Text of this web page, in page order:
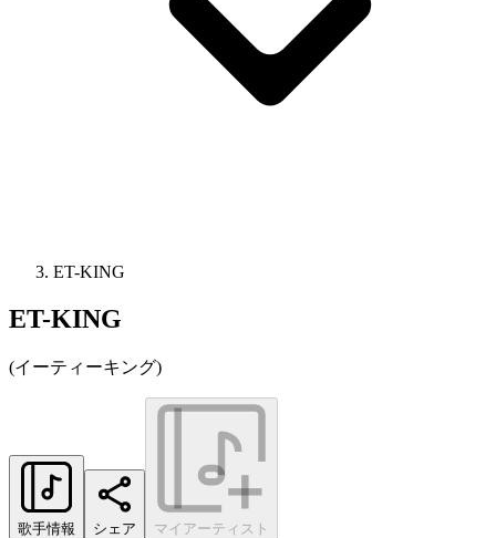
ET-KING
ET-KING
(イーティーキング)
歌手情報 シェア マイアーティスト